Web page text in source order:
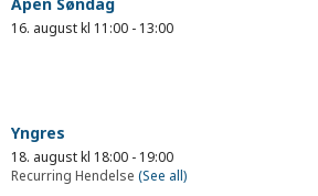
16. august kl 11:00 - 13:00
Yngres
18. august kl 18:00 - 19:00
Recurring Hendelse (See all)